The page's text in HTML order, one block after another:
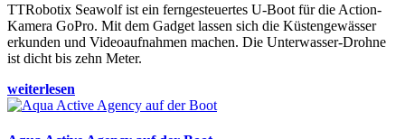
TTRobotix Seawolf ist ein ferngesteuertes U-Boot für die Action-
Kamera GoPro. Mit dem Gadget lassen sich die Küstengewässer
erkunden und Videoaufnahmen machen. Die Unterwasser-Drohne
ist dicht bis zehn Meter.
weiterlesen